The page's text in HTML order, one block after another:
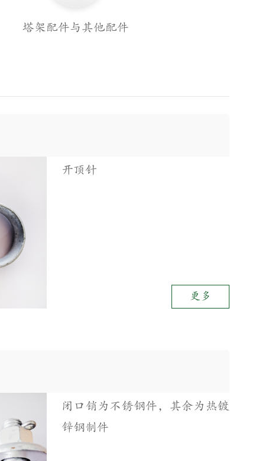
塔架配件与其他配件
开顶针
更多
闭口销为不锈钢件，其余为热镀
锌钢制件